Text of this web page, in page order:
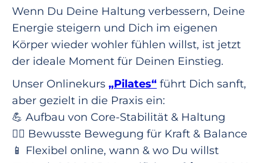
Wenn Du Deine Haltung verbessern, Deine
Energie steigern und Dich im eigenen
Körper wieder wohler fühlen willst, ist jetzt
der ideale Moment für Deinen Einstieg.
Unser Onlinekurs „Pilates“ führt Dich sanft,
aber gezielt in die Praxis ein:
💪 Aufbau von Core-Stabilität & Haltung
🧘‍♀️ Bewusste Bewegung für Kraft & Balance
📱 Flexibel online, wann & wo Du willst